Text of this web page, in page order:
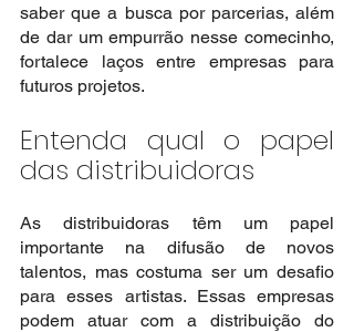
saber que a busca por parcerias, além
de dar um empurrão nesse comecinho,
fortalece laços entre empresas para
futuros projetos.
Entenda qual o papel
das distribuidoras
As distribuidoras têm um papel
importante na difusão de novos
talentos, mas costuma ser um desafio
para esses artistas. Essas empresas
podem atuar com a distribuição do